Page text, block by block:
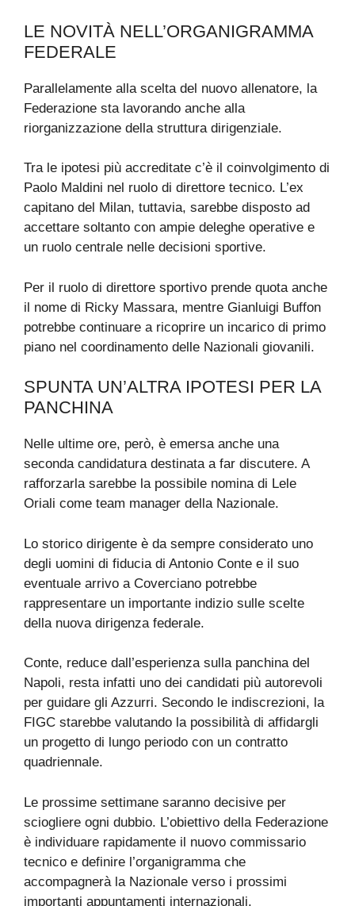
LE NOVITÀ NELL’ORGANIGRAMMA
FEDERALE
Parallelamente alla scelta del nuovo allenatore, la
Federazione sta lavorando anche alla
riorganizzazione della struttura dirigenziale.
Tra le ipotesi più accreditate c’è il coinvolgimento di
Paolo Maldini nel ruolo di direttore tecnico. L’ex
capitano del Milan, tuttavia, sarebbe disposto ad
accettare soltanto con ampie deleghe operative e
un ruolo centrale nelle decisioni sportive.
Per il ruolo di direttore sportivo prende quota anche
il nome di Ricky Massara, mentre Gianluigi Buffon
potrebbe continuare a ricoprire un incarico di primo
piano nel coordinamento delle Nazionali giovanili.
SPUNTA UN’ALTRA IPOTESI PER LA
PANCHINA
Nelle ultime ore, però, è emersa anche una
seconda candidatura destinata a far discutere. A
rafforzarla sarebbe la possibile nomina di Lele
Oriali come team manager della Nazionale.
Lo storico dirigente è da sempre considerato uno
degli uomini di fiducia di Antonio Conte e il suo
eventuale arrivo a Coverciano potrebbe
rappresentare un importante indizio sulle scelte
della nuova dirigenza federale.
Conte, reduce dall’esperienza sulla panchina del
Napoli, resta infatti uno dei candidati più autorevoli
per guidare gli Azzurri. Secondo le indiscrezioni, la
FIGC starebbe valutando la possibilità di affidargli
un progetto di lungo periodo con un contratto
quadriennale.
Le prossime settimane saranno decisive per
sciogliere ogni dubbio. L’obiettivo della Federazione
è individuare rapidamente il nuovo commissario
tecnico e definire l’organigramma che
accompagnerà la Nazionale verso i prossimi
importanti appuntamenti internazionali.